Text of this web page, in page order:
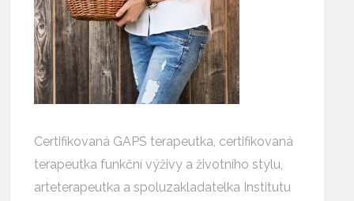
Certifikovaná GAPS terapeutka, certifikovaná
terapeutka funkční výživy a životního stylu,
arteterapeutka a spoluzakladatelka Institutu